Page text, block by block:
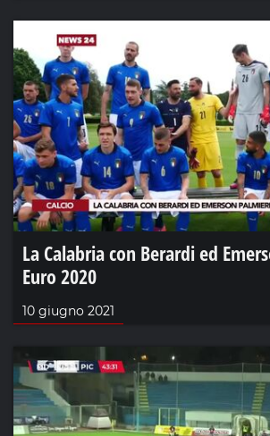
La Calabria con Berardi ed
Euro 2020
10 giugno 2021